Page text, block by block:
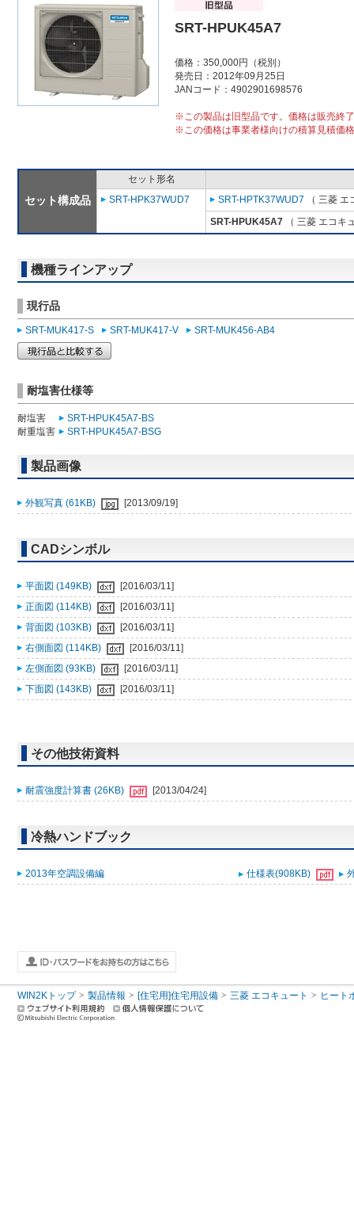
SRT-HPUK45A7
価格：350,000円（税別）
発売日：2012年09月25日
JANコード：4902901698576
※この製品は旧型品です。価格は販売終
※この価格は事業者様向けの積算見積価
セット構成品
セット形名
SRT-HPK37WUD7
SRT-HPTK37WUD7 （ 三菱
SRT-HPUK45A7 （ 三菱 エコキ
機種ラインアップ
現行品
SRT-MUK417-S SRT-MUK417-V SRT-MUK456-AB4
耐塩害仕様等
耐塩害
SRT-HPUK45A7-BS
耐重塩害
SRT-HPUK45A7-BSG
製品画像
外観写真 (61KB) [2013/09/19]
CADシンボル
平面図 (149KB)
[2016/03/11]
正面図 (114KB)
[2016/03/11]
背面図 (103KB)
[2016/03/11]
右側面図 (114KB)
[2016/03/11]
左側面図 (93KB)
[2016/03/11]
下面図 (143KB)
[2016/03/11]
その他技術資料
耐震強度計算書 (26KB) [2013/04/24]
冷熱ハンドブック
2013年空調設備編 仕様表(908KB)
WIN2Kトップ 製品情報 [住宅用]住宅用設備 三菱 エコキュート ヒート